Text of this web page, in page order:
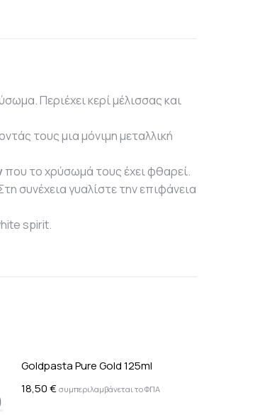
Περιέχει κερί μέλισσας και
τους μια μόνιμη μεταλλική
που το χρύσωμά τους έχει φθαρεί.
συνέχεια γυαλίστε την επιφάνεια
spirit.
Goldpasta Pure Gold 125ml
18,50€ συμπεριλαμβάνεται το ΦΠΑ